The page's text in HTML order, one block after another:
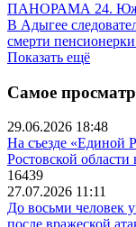
ПАНОРАМА 24.
В Адыгее
смерти
Показать ещё
Самое
29.06.2026 18:48
На съезде «Единой
Ростовской
16439
27.07.2026 11:11
До восьми человек